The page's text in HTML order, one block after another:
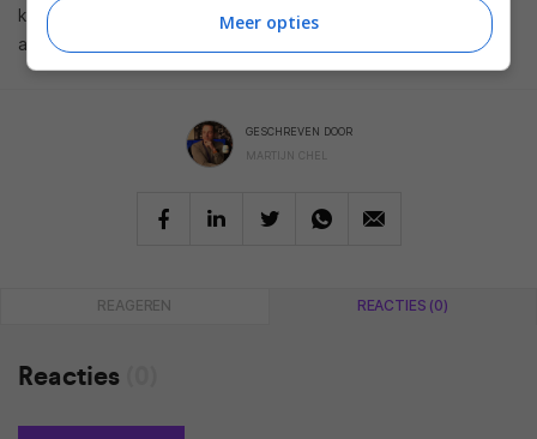
komt een witte en een zwarte versie op de markt. De
adviesprijs is nog niet bekend.
GESCHREVEN DOOR
MARTIJN CHEL
REAGEREN REACTIES (0)
Reacties
Meer opties